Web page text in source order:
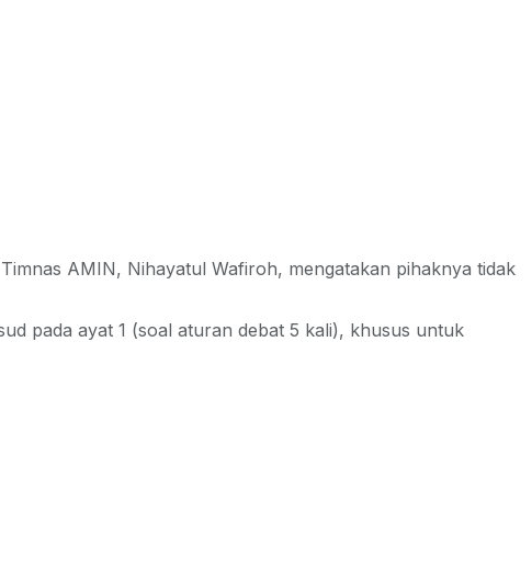
AMIN, Nihayatul Wafiroh, mengatakan pihaknya tidak
pada ayat 1 (soal aturan debat 5 kali), khusus untuk